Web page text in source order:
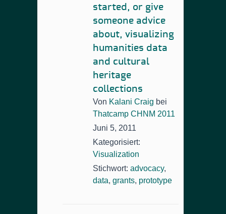
started, or give
someone advice
about, visualizing
humanities data
and cultural
heritage
collections
Von Kalani Craig bei
Thatcamp CHNM 2011
Juni 5, 2011
Kategorisiert:
Visualization
Stichwort: advocacy,
data, grants, prototype